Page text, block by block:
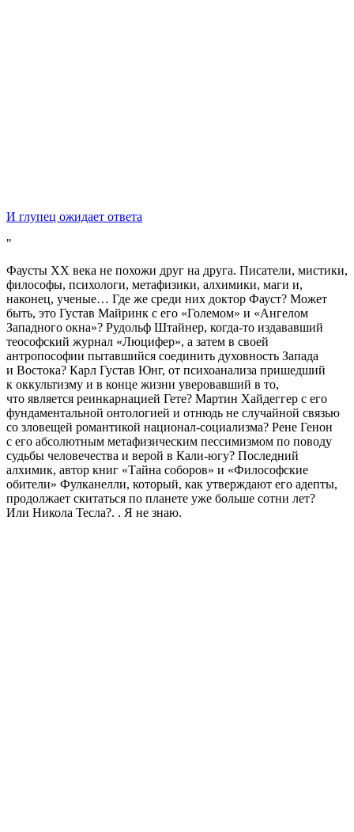
И глупец ожидает ответа
Фаусты XX века не похожи друг на друга. Писатели, мистики,
философы, психологи, метафизики, алхимики, маги и,
наконец, ученые… Где же среди них доктор Фауст? Может
быть, это Густав Майринк с его «Големом» и «Ангелом
Западного окна»? Рудольф Штайнер, когда-то издававший
теософский журнал «Люцифер», а затем в своей
антропософии пытавшийся соединить духовность Запада
и Востока? Карл Густав Юнг, от психоанализа пришедший
к оккультизму и в конце жизни уверовавший в то,
что является реинкарнацией Гете? Мартин Хайдеггер с его
фундаментальной онтологией и отнюдь не случайной связью
со зловещей романтикой национал-социализма? Рене Генон
с его абсолютным метафизическим пессимизмом по поводу
судьбы человечества и верой в Кали-югу? Последний
алхимик, автор книг «Тайна соборов» и «Философские
обители» Фулканелли, который, как утверждают его адепты,
продолжает скитаться по планете уже больше сотни лет?
Или Никола Тесла?. . Я не знаю.